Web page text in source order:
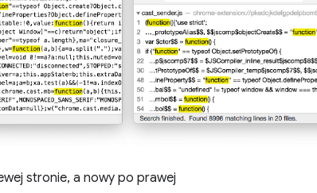
stronie, a nowy po prawej